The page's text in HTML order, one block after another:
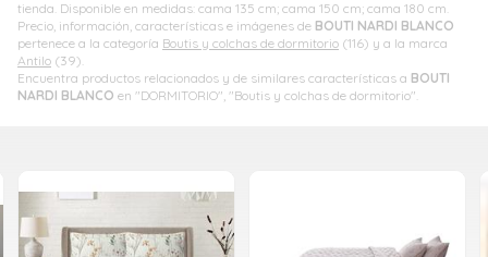
tienda. Disponible en medidas: cama 135 cm; cama 150 cm; cama 180 cm.
Precio, información, características e imágenes de BOUTI NARDI BLANCO
pertenece a la categoría Boutis y colchas de dormitorio (116) y a la marca
Antilo (39).
Encuentra productos relacionados y de similares características a BOUTI
NARDI BLANCO en "DORMITORIO", "Boutis y colchas de dormitorio".